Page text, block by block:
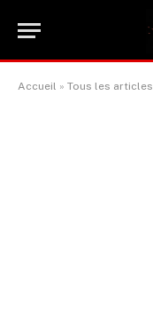
Accueil » Tous les articles